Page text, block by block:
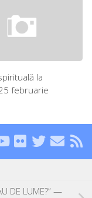
la
februarie
DE LUME?” —